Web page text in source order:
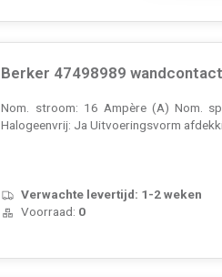
Berker 47498989
Nom. stroom: 16 Ampère (A) Nom.
Halogeenvrij: Ja Uitvoeringsvorm
Verwachte levertijd: 1-2 weken
Voorraad: 0